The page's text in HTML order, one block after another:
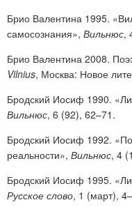
Брио Валентина 1995.
самосознания», Вильнюс,
Брио Валентина 2008.
Vilnius, Москва: Новое
Бродский Иосиф 1990.
Вильнюс, 6 (92), 62–71.
Бродский Иосиф 1992.
реальности», Вильнюс, 4
Бродский Иосиф 1995.
Русское слово, 1 (март),